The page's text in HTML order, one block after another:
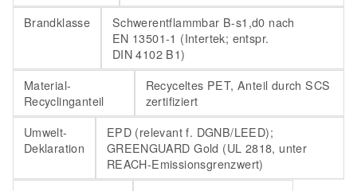
Brandklasse
Schwerentflammbar B-s1,d0 nach
EN 13501-1 (Intertek; entspr.
DIN 4102 B1)
Material-
Recyclinganteil
Recyceltes PET, Anteil durch SCS
zertifiziert
Umwelt-
Deklaration
EPD (relevant f. DGNB/LEED);
GREENGUARD Gold (UL 2818, unter
REACH-Emissionsgrenzwert)